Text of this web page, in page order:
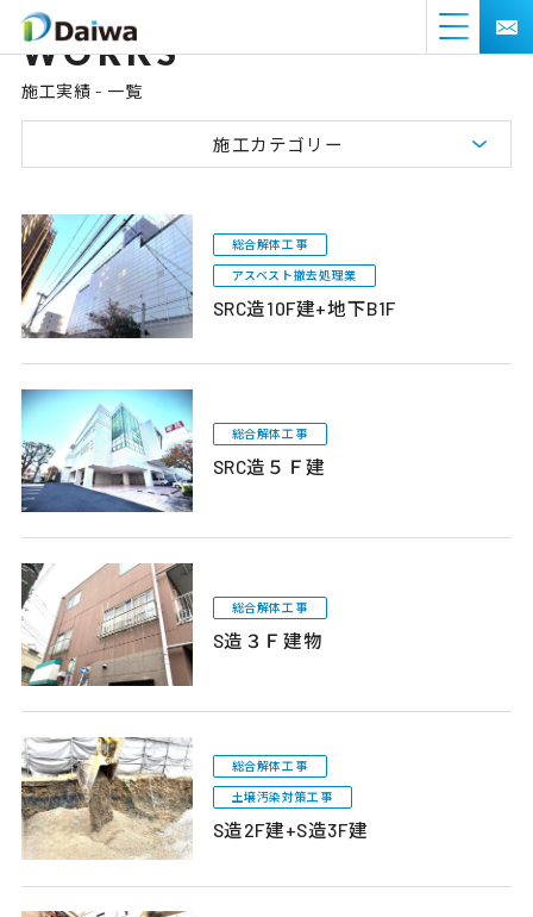
WORKS
施工実績 - 一覧
施工カテゴリー
総合解体工事
アスベスト撤去処理業
SRC造10F建+地下B1F
総合解体工事
SRC造５Ｆ建
総合解体工事
S造３Ｆ建物
総合解体工事
土壌汚染対策工事
S造2F建+S造3F建